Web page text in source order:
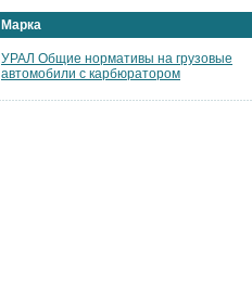
Марка
УРАЛ Общие нормативы на грузовые
автомобили с карбюратором